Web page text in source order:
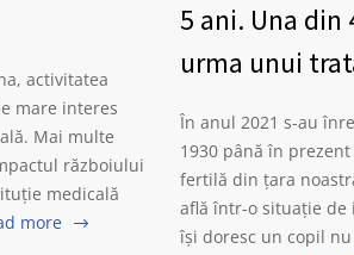
activitatea
mare interes
Mai multe
războiului
medicală
more
5 ani. Una
urma unui
În anul 2021 s-au
1930 până în
fertilă din țara
află într-o situație
își doresc un copil